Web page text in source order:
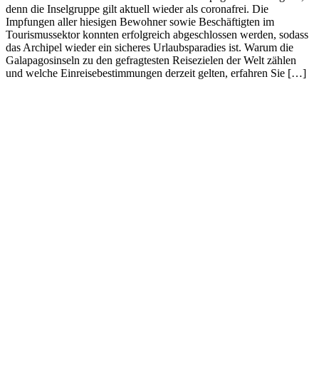
denn die Inselgruppe gilt aktuell wieder als coronafrei. Die
Impfungen aller hiesigen Bewohner sowie Beschäftigten im
Tourismussektor konnten erfolgreich abgeschlossen werden, sodass
das Archipel wieder ein sicheres Urlaubsparadies ist. Warum die
Galapagosinseln zu den gefragtesten Reisezielen der Welt zählen
und welche Einreisebestimmungen derzeit gelten, erfahren Sie […]